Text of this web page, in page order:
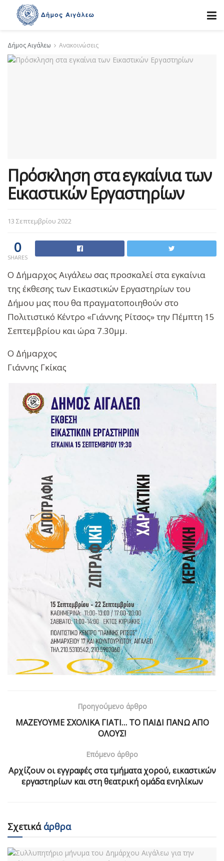
Δήμος Αιγάλεω Ανακοινώσεις
Πρόσκληση στα εγκαίνια των
Εικαστικών Εργαστηρίων
13 Σεπτεμβρίου 2022
0
SHARES
Ο Δήμαρχος Αιγάλεω σας προσκαλεί στα εγκαίνια
της έκθεσης των Εικαστικών Εργαστηρίων του
Δήμου μας που θα πραγματοποιηθούν στο
Πολιτιστικό Κέντρο «Γιάννης Ρίτσος» την Πέμπτη 15
Σεπτεμβρίου και ώρα 7.30μμ.
Ο Δήμαρχος
Γιάννης Γκίκας
Προηγούμενο άρθρο
ΜΑΖΕΥΟΥΜΕ ΣΧΟΛΙΚΑ ΓΙΑΤΙ… ΤΟ ΠΑΙΔΙ ΠΑΝΩ ΑΠΟ
ΟΛΟΥΣ!
Επόμενο άρθρο
Αρχίζουν οι εγγραφές στα τμήματα χορού, εικαστικών
εργαστηρίων και στη θεατρική ομάδα ενηλίκων
Σχετικάάρθρα